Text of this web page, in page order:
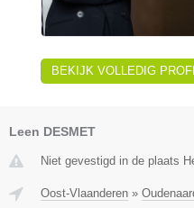
BEKIJK VOLLEDIG
Leen DESMET
Niet gevestigd in de plaats
Oost-Vlaanderen »